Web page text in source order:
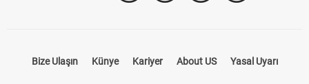
Bize Ulaşın Künye Kariyer About US Yasal Uyarı